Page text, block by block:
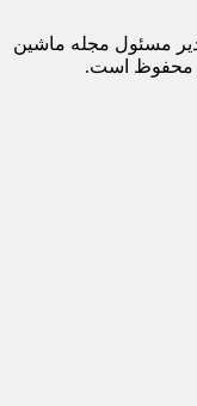
مسئول مجله ماشین
محفوظ است.